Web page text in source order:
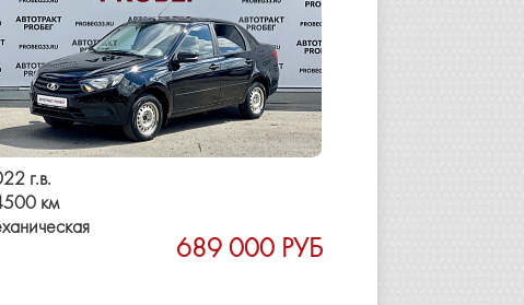
г.в.
км
689 000 РУБ